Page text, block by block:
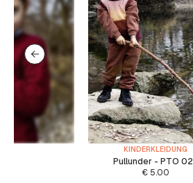
KINDERKLEIDUNG
Pullunder - PTO
€ 5.00